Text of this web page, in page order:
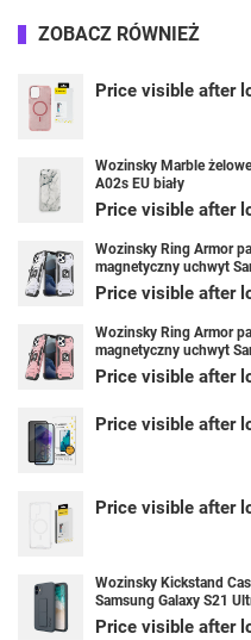
ZOBACZ RÓWNIEŻ
Price visible after
Wozinsky Marble
A02s EU biały
Price visible after
Wozinsky Ring Armor
magnetyczny uchwyt
Price visible after
Wozinsky Ring Armor
magnetyczny uchwyt
Price visible after
Price visible after
Price visible after
Wozinsky Kickstand
Samsung Galaxy S21
Price visible after